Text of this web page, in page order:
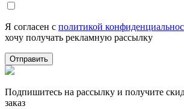
Я согласен с политикой
хочу получать рекламную рассылку
Отправить
Подпишитесь на рассылку и получите
заказ